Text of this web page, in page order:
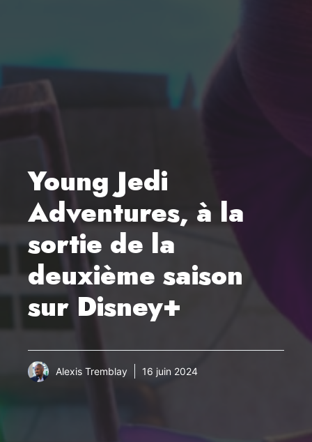
Young Jedi
Adventures, à la
sortie de la
deuxième saison
sur Disney+
Alexis Tremblay 16 juin 2024